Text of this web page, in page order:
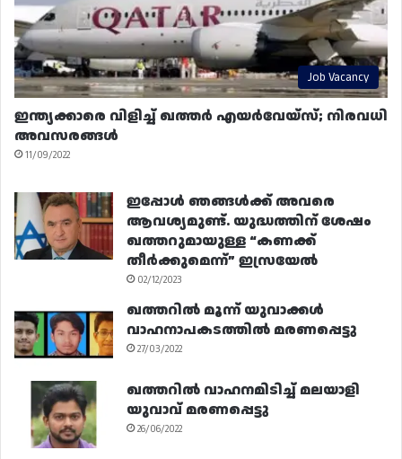
Job Vacancy
ഇന്ത്യക്കാരെ വിളിച്ച് ഖത്തർ എയർവേയ്‌സ്; നിരവധി
അവസരങ്ങൾ
11/09/2022
ഇപ്പോൾ ഞങ്ങൾക്ക് അവരെ
ആവശ്യമുണ്ട്. യുദ്ധത്തിന് ശേഷം
ഖത്തറുമായുള്ള “കണക്ക്
തീർക്കുമെന്ന്” ഇസ്രയേൽ
02/12/2023
ഖത്തറിൽ മൂന്ന് യുവാക്കൾ
വാഹനാപകടത്തിൽ മരണപ്പെട്ടു
27/03/2022
ഖത്തറിൽ വാഹനമിടിച്ച് മലയാളി
യുവാവ് മരണപ്പെട്ടു
26/06/2022